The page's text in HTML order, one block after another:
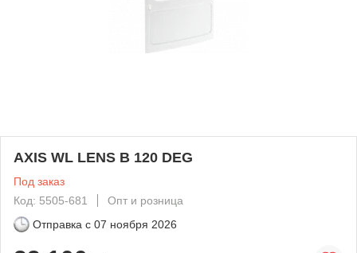
AXIS WL LENS B 120 DEG
Под заказ
Код: 5505-681
Опт и розница
Отправка с 07 ноября 2026